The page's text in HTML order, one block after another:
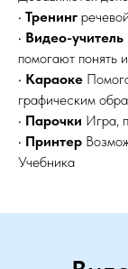
• Тренинг
• Видео-учитель
помогают понять
• Караоке
графическим
• Парочки Игра,
• Принтер
Учебника